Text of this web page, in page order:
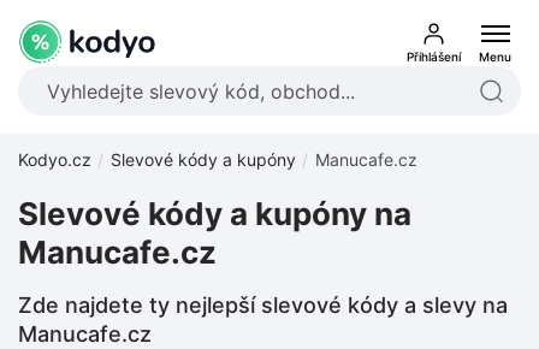
Přihlášení Menu
Kodyo.cz Slevové kódy a kupóny Manucafe.cz
Slevové kódy a kupóny na
Manucafe.cz
Zde najdete ty nejlepší slevové kódy a slevy na
Manucafe.cz